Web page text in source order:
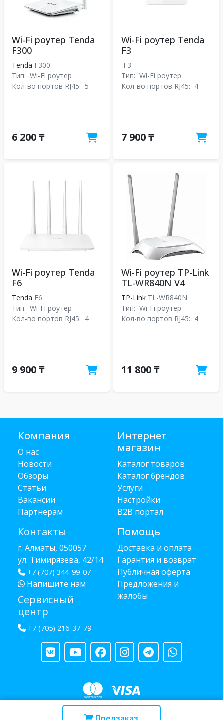
Wi-Fi роутер Tenda
F300
Tenda F300
Тип: Wi-Fi роутер
Кол-во портов RJ45: 5
6 200 ₸
Wi-Fi роутер Tenda
F3
F3
Тип: Wi-Fi роутер
Кол-во портов RJ45: 4
7 900 ₸
Wi-Fi роутер Tenda
F6
Tenda F6
Тип: Wi-Fi роутер
Кол-во портов RJ45: 4
9 900 ₸
Wi-Fi роутер TP-Link
TL-WR840N V4
TP-Link TL-WR840N
Тип: Wi-Fi роутер
Кол-во портов RJ45: 4
11 800 ₸
Компания
О нас
Новости
Обзоры
Статьи
Вакансии
Партнёрам
Контакты
г. Алматы, 050057
ул. Тимирязева, 42/14
+7 (707) 344-99-07
Напишите нам
Сервисный
центр
+7 (705) 216-37-79
Интернет
магазин
Каталог товаров
Каталог брендов
Услуги
Настройки
B2B портал
Помощь
Доставка и оплата
Гарантия и возврат
Публичная оферта
Предложения и
жалобы
Copyright © 2013 - 2026 RUBA - разработано